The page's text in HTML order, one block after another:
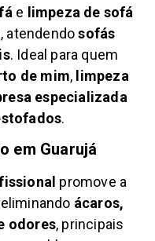
e limpeza de sofá
, atendendosofás
. Ideal para quem
de mim, limpeza
especializada
.
em Guarujá
promove a
eliminando ácaros,
odores, principais